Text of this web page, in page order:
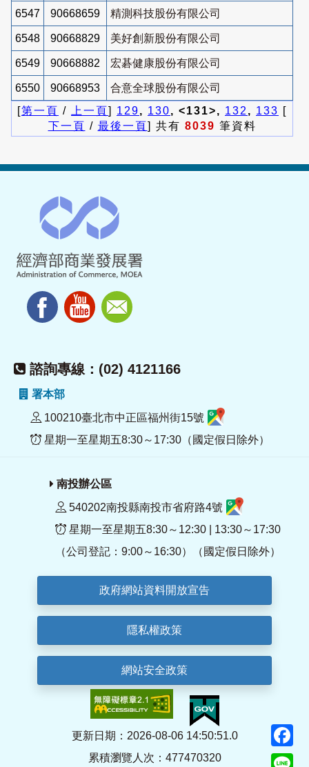
6547 90668659 精測科技股份有限公司
6548 90668829 美好創新股份有限公司
6549 90668882 宏碁健康股份有限公司
6550 90668953
合意全球股份有限公司
[第一頁 / 上一頁] 129, 130, <131>, 132 , 133 [
下一頁 / 最後一頁] 共有 8039 筆資料
諮詢專線：(02) 4121166
署本部
100210臺北市中正區福州街15號
星期一至星期五8:30～17:30（國定假日除外）
南投辦公區
540202南投縣南投市省府路4號
星期一至星期五8:30～12:30 | 13:30～17:30
（公司登記：9:00～16:30）（國定假日除外）
政府網站資料開放宣告
隱私權政策
網站安全政策
更新日期：2026-08-06 14:50:51.0
累積瀏覽人次：477470320